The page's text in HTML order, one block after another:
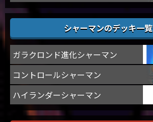
シャーマンのデッキ一覧
ガラクロンド進化シャーマン
コントロールシャーマン
ハイランダーシャーマン